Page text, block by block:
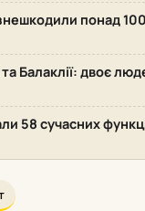
понад
Балаклії: двоє
58 сучасних